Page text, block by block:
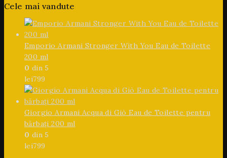
Cele mai vandute
Emporio Armani Stronger With You Eau de Toilette
200 ml
0 din 5
lei799
Giorgio Armani Acqua di Giò Eau de Toilette pentru
bărbați 200 ml
0 din 5
lei799